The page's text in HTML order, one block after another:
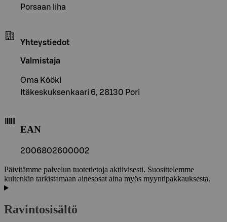
Porsaan liha
Yhteystiedot
Valmistaja
Oma Kööki
Itäkeskuksenkaari 6, 28130 Pori
EAN
2006802600002
Päivitämme palvelun tuotetietoja aktiivisesti. Suosittelemme
kuitenkin tarkistamaan ainesosat aina myös myyntipakkauksesta.
Ravintosisältö